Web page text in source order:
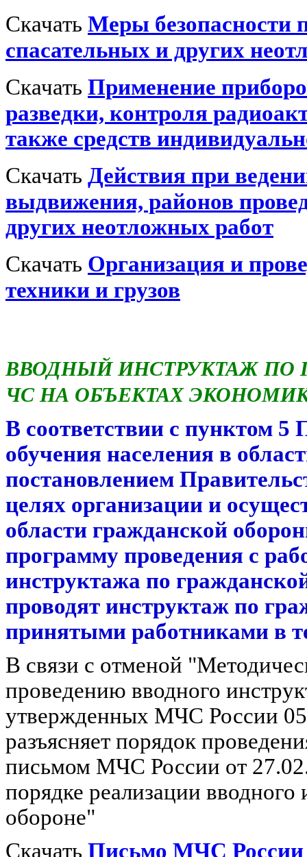
Скачать Меры безопасности
спасательных и других
Скачать Применение
разведки, контроля
также средств
Скачать Действия при
выдвижения, районов
других неотложных работ
Скачать Организация и
техники и грузов
ВВОДНЫЙ ИНСТРУКТАЖ ПО
ЧС НА ОБЪЕКТАХ
В соответствии с пунктом 5
обучения населения в
постановлением
целях организации и
области гражданской
программу проведения с
инструктажа по
проводят инструктаж по
принятыми работниками в
В связи с отменой
проведению вводного
утвержденных МЧС России
разъясняет порядок
письмом МЧС России от
порядке реализации
обороне"
Скачать Письмо МЧС России